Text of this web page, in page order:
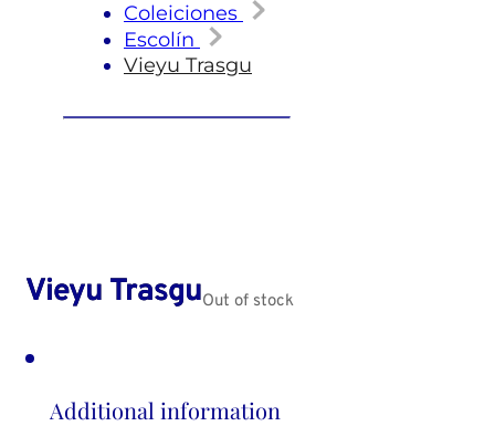
Coleiciones
Escolín
Vieyu Trasgu
Vieyu TrasguOut of stock
Additional information